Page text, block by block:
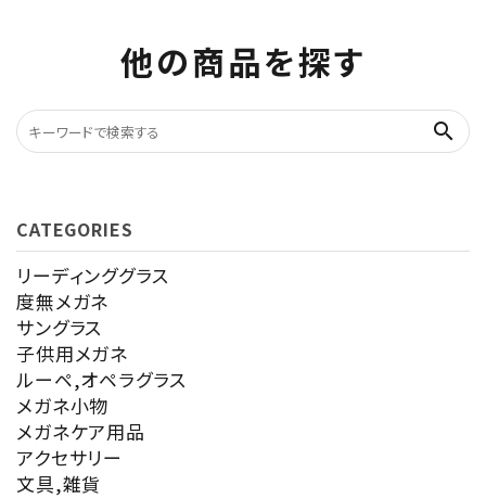
他の商品を探す
search
CATEGORIES
リーディンググラス
度無メガネ
サングラス
子供用メガネ
ルーペ,オペラグラス
メガネ小物
メガネケア用品
アクセサリー
文具,雑貨